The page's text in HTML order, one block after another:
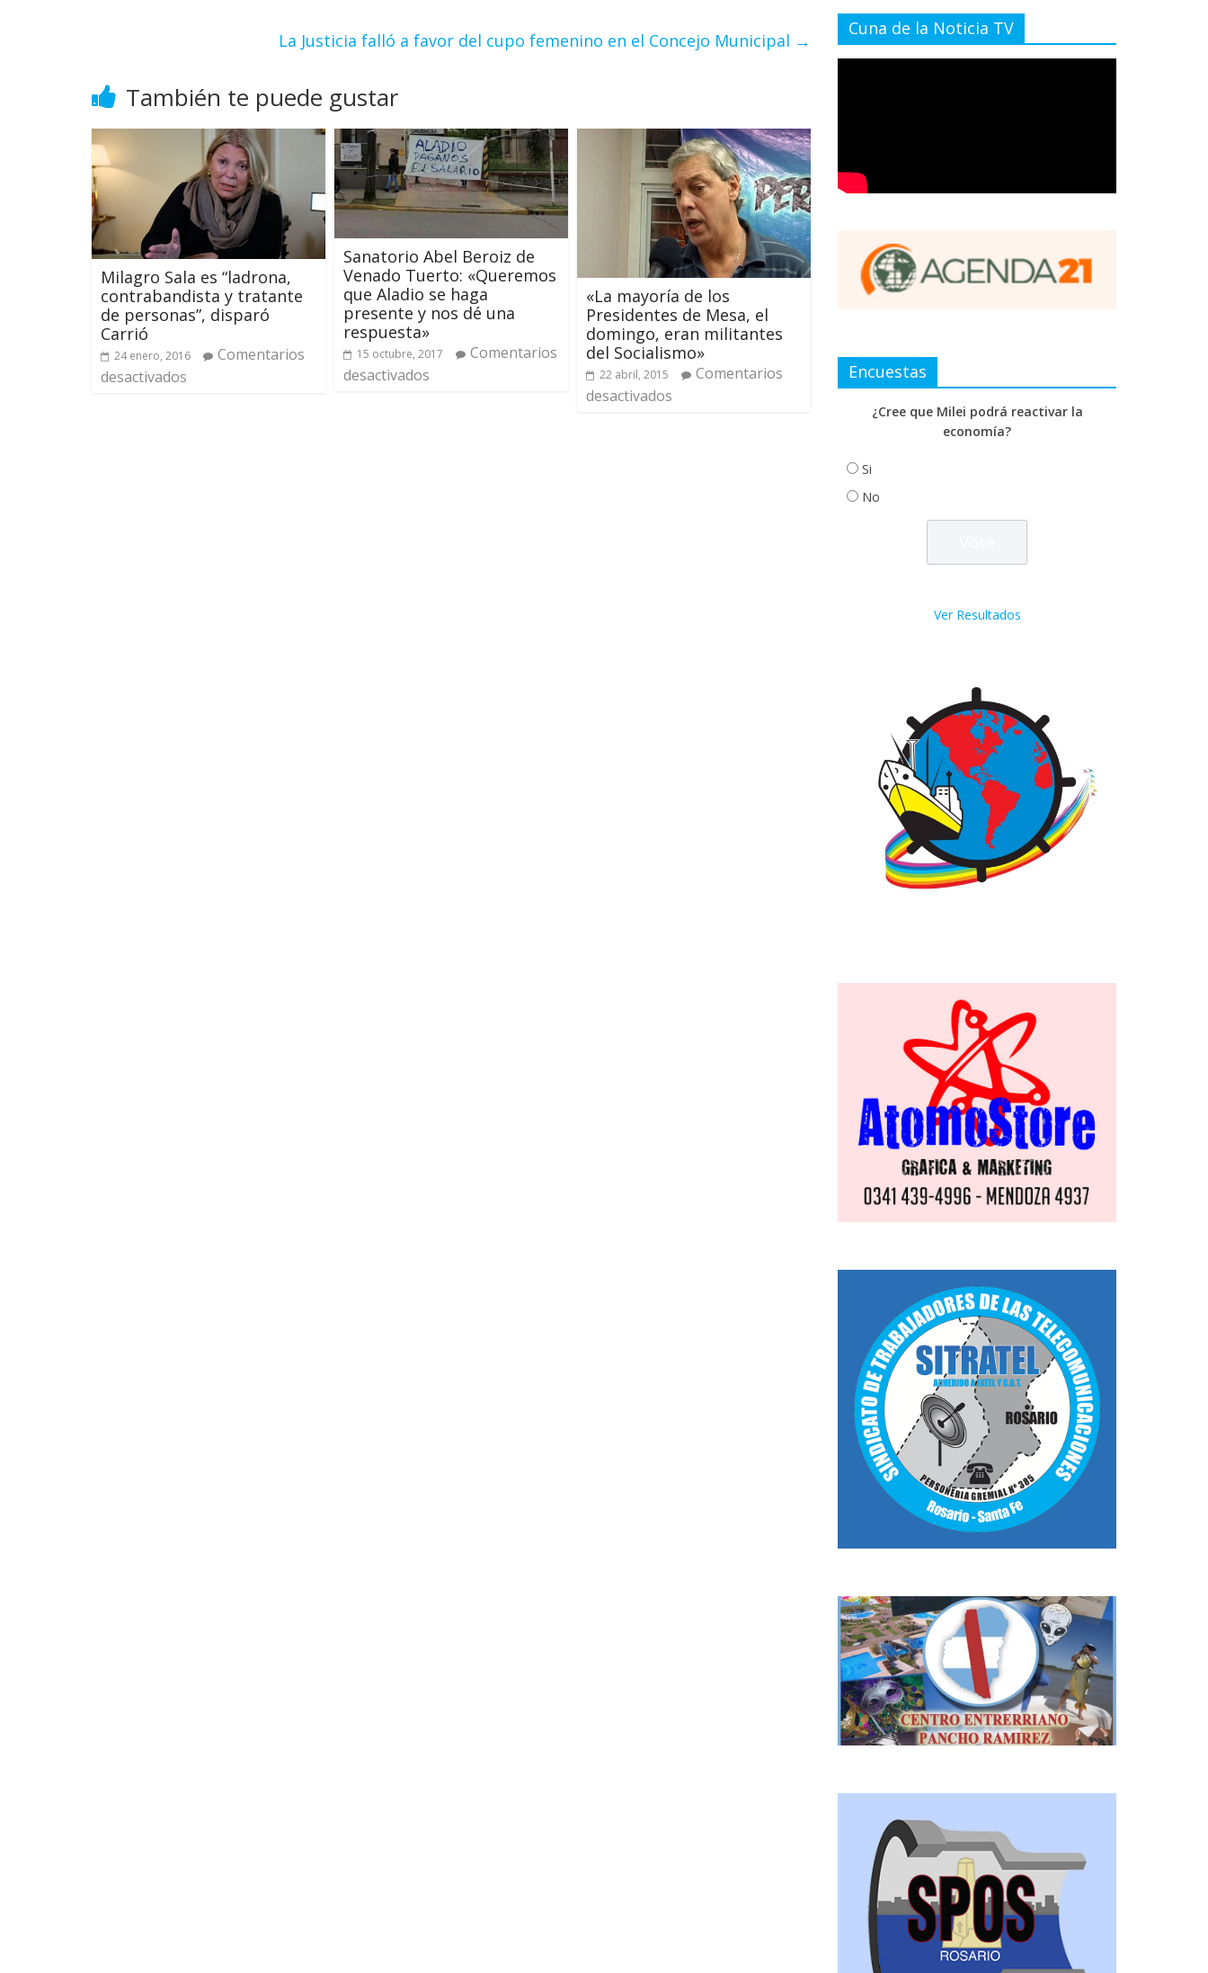
La Justicia falló a favor del cupo femenino en el Concejo Municipal →
También te puede gustar
Milagro Sala es “ladrona,
contrabandista y tratante
de personas”, disparó
Carrió
24 enero, 2016
Comentarios
desactivados
Sanatorio Abel Beroiz de
Venado Tuerto: «Queremos
que Aladio se haga
presente y nos dé una
respuesta»
15 octubre, 2017
Comentarios
desactivados
«La mayoría de los
Presidentes de Mesa, el
domingo, eran militantes
del Socialismo»
22 abril, 2015
Comentarios
desactivados
Cuna de la Noticia TV
Encuestas
¿Cree que Milei podrá reactivar la
economía?
Si
No
Ver Resultados